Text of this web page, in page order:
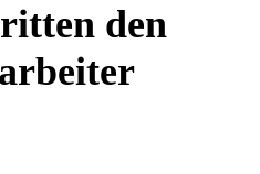
den